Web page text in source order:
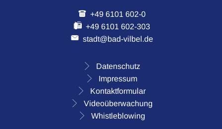
+49 6101 602-0
+49 6101 602-303
stadt@bad-vilbel.de
Datenschutz
Impressum
Kontaktformular
Videoüberwachung
Whistleblowing